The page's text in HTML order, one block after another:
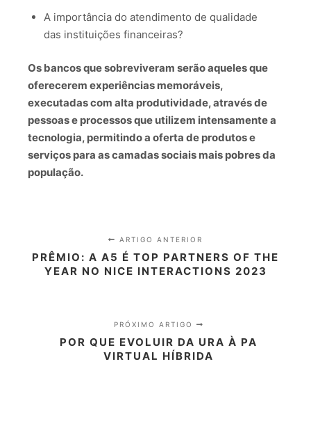
A importância do atendimento de qualidade
das instituições financeiras?
Os bancos que sobreviveram serão aqueles que
oferecerem experiências memoráveis,
executadas com alta produtividade, através de
pessoas e processos que utilizem intensamente a
tecnologia, permitindo a oferta de produtos e
serviços para as camadas sociais mais pobres da
população.
ARTIGO ANTERIOR
PRÊMIO: A A5 É TOP PARTNERS OF THE
YEAR NO NICE INTERACTIONS 2023
PRÓXIMO ARTIGO
POR QUE EVOLUIR DA URA À PA
VIRTUAL HÍBRIDA